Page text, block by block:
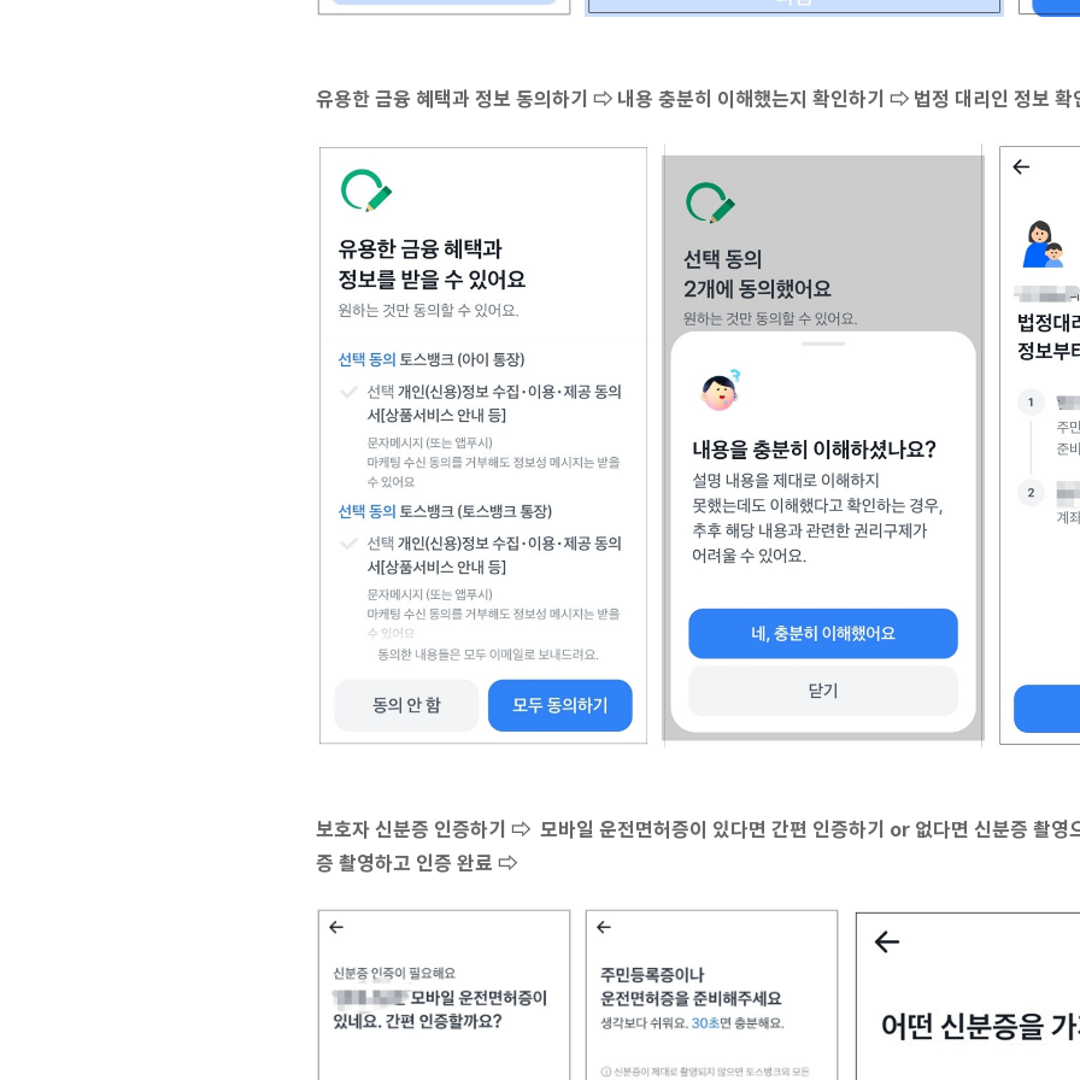
유용한 금융 혜택과 정보 동의하기 ⇨ 내용 충분히 이해했는지 확인하기 ⇨ 법정 대리인 정보
보호자 신분증 인증하기 ⇨ 모바일 운전면허증이 있다면 간편 인증하기 or 없다면 신분증 촬
증 촬영하고 인증 완료 ⇨